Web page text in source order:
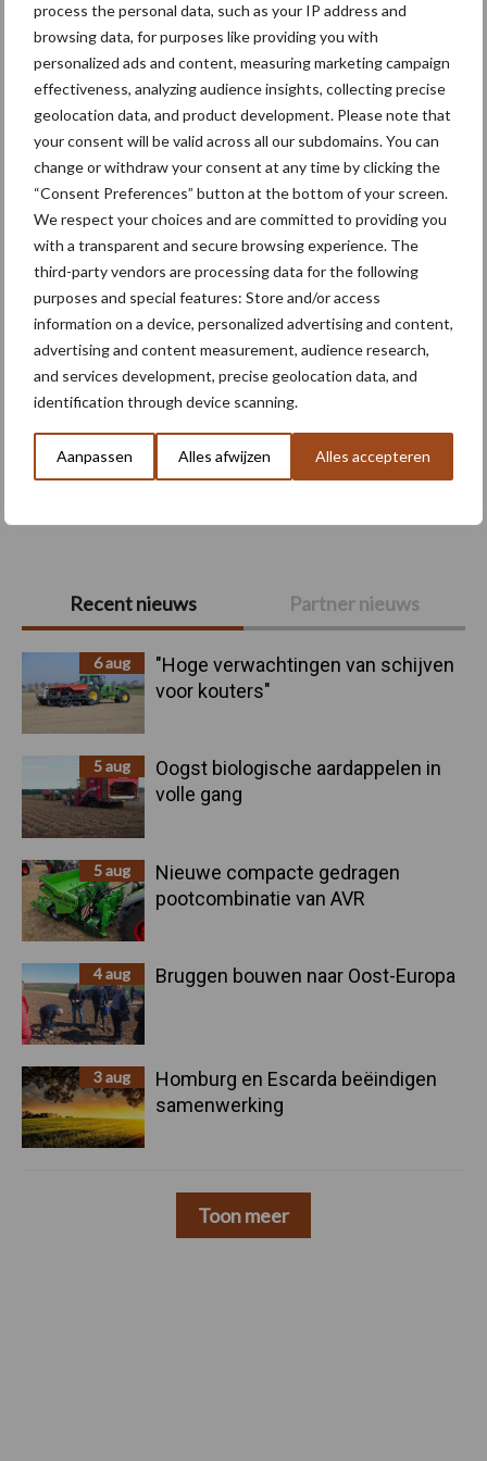
process the personal data, such as your IP address and
browsing data, for purposes like providing you with
personalized ads and content, measuring marketing campaign
effectiveness, analyzing audience insights, collecting precise
geolocation data, and product development. Please note that
your consent will be valid across all our subdomains. You can
change or withdraw your consent at any time by clicking the
“Consent Preferences” button at the bottom of your screen.
We respect your choices and are committed to providing you
with a transparent and secure browsing experience. The
third-party vendors are processing data for the following
purposes and special features: Store and/or access
information on a device, personalized advertising and content,
advertising and content measurement, audience research,
and services development, precise geolocation data, and
identification through device scanning.
Aanpassen Alles afwijzen Alles accepteren
Primaire
Sidebar
Recent nieuws Partner nieuws
6 aug
"Hoge verwachtingen van schijven
voor kouters"
5 aug
Oogst biologische aardappelen in
volle gang
5 aug
Nieuwe compacte gedragen
pootcombinatie van AVR
4 aug Bruggen bouwen naar Oost-Europa
3 aug
Homburg en Escarda beëindigen
samenwerking
Toon meer
levert meetbare
brandstofbesparing op bij
transportwerk
Themapagina's
Machines Duurzaamheid
Kunstmeststrooier Pootmachine